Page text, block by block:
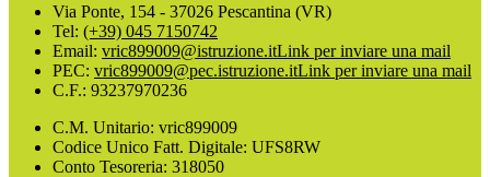
Via Ponte, 154 - 37026 Pescantina (VR)
Tel: (+39) 045 7150742
Email: vric899009@istruzione.itLink per inviare una mail
PEC: vric899009@pec.istruzione.itLink per inviare una mail
C.F.: 93237970236
C.M. Unitario: vric899009
Codice Unico Fatt. Digitale: UFS8RW
Conto Tesoreria: 318050